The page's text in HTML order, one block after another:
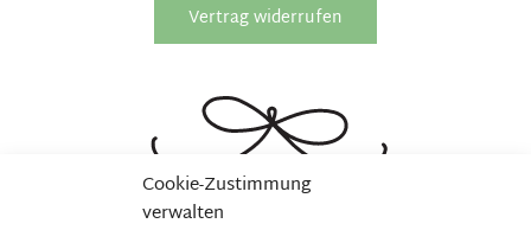
Cookie-Zustimmung
verwalten
Vertrag widerrufen